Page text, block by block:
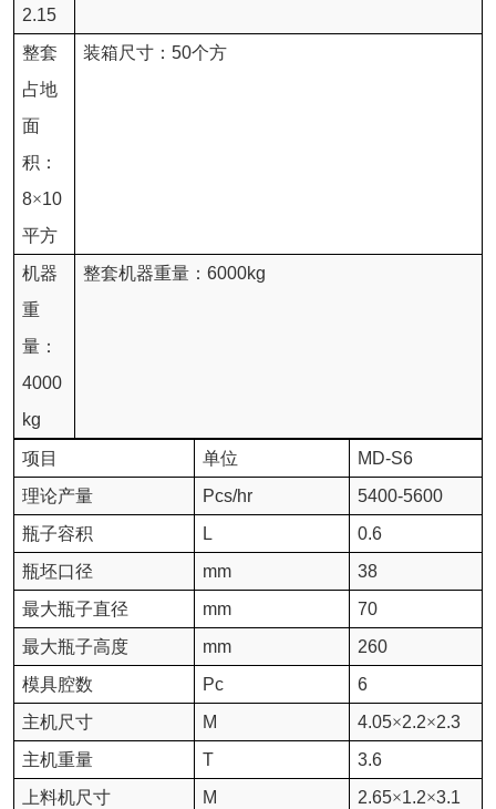
2.15
整套
占地
面
积：
8×10
平方
装箱尺寸： 50个方
机器
重
量：
4000
kg
整套机器重量： 6000kg
项目 单位
MD-S6
理论产量
Pcs/hr
5400-5600
瓶子容积
L
0.6
瓶坯口径
mm
38
最大瓶子直径
mm
70
最大瓶子高度
mm
260
模具腔数
Pc
6
主机尺寸
M 4.05×2.2×2.3
主机重量
T
3.6
上料机尺寸
M 2.65×1.2×3.1